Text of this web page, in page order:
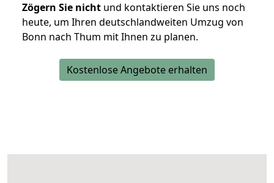
Zögern Sie nicht und kontaktieren Sie uns noch
heute, um Ihren deutschlandweiten Umzug von
Bonn nach Thum mit Ihnen zu planen.
Kostenlose Angebote erhalten